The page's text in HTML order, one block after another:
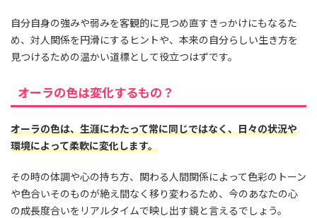
自分自身の強みや弱みを客観的に見つめ直すきっかけにもなるた
め、対人関係を円滑にするヒントや、本来の自分らしい生き方を
見つけるための温かい道標として役立つはずです。
オーラの色は変化するもの？
オーラの色は、生涯にわたって常に同じではなく、日々の状況や
環境によって柔軟に変化します。
その時の体調や心の持ち方、関わる人間関係によって色彩のトーン
や色合いそのものが絶え間なく移り変わるため、今のあなたの心
の成長度合いをリアルタイムで映し出す鏡と言えるでしょう。